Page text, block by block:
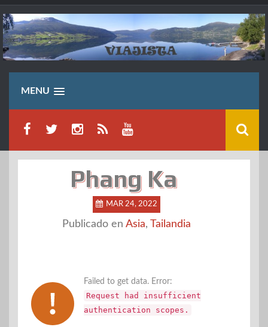
Saltar
al
contenido
MENU
Phang Ka
MAR 24, 2022
Publicado en Asia, Tailandia
Failed to get data. Error:
Request had insufficient
authentication scopes.